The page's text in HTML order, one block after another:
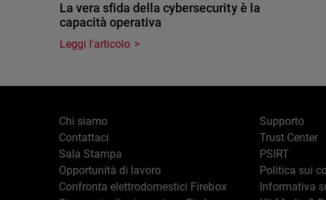
La vera sfida della cybersecurity è la
capacità operativa
Leggi l'articolo
Chi siamo
Contattaci
Sala Stampa
Opportunità di lavoro
Confronta elettrodomestici Firebox
Supporto
Trust Center
PSIRT
Politica sui
Informativa